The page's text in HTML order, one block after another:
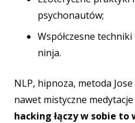
psychonautów;
Współczesne
ninja.
NLP, hipnoza, metoda
nawet mistyczne
hacking łączy w sobie to